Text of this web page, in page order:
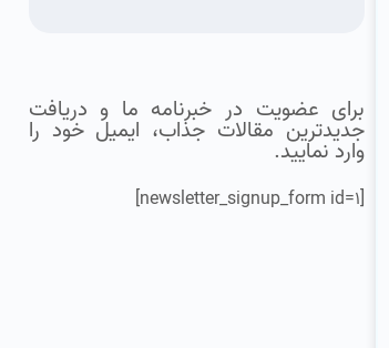
برای عضویت در خبرنامه ما و دریافت
جدیدترین مقالات جذاب، ایمیل خود را
وارد نمایید.
[newsletter_signup_form id=1]